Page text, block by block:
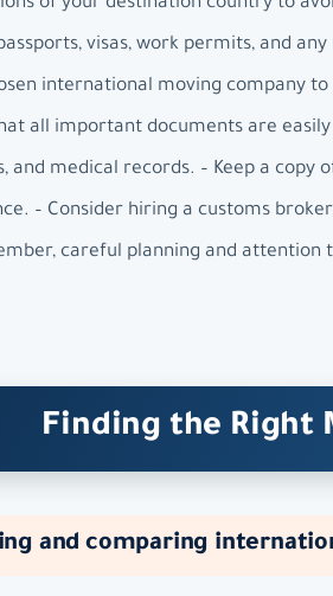
of your destination country to
visas, work permits, and
international moving company
all important documents are
medical records. – Keep a copy
– Consider hiring a customs
careful planning and attention
Finding the Right
and comparing